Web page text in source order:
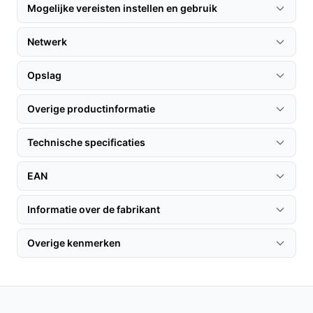
Sluit de camera aan op een stopcontact en verbind deze
met je Wi-Fi-netwerk via de Tapo-app. 4. Stel de camera
in volgens jouw voorkeuren en start met het monitoren
van je huis.
Specificaties in mensentaal
4K 8MP resolutie: Dit zorgt voor haarscherpe
beelden, waardoor je zelfs de kleinste details kunt
waarnemen.
PTZ-functionaliteit
draaien en kantelen, zodat je een groter gebied
kunt dekken zonder meerdere camera's te
installeren.
Veelgestelde vragen
Hoe lang gaat dit product mee?
Mogelijke vereisten instellen en gebruik
Netwerk
Opslag
Overige productinformatie
Technische specificaties
EAN
Informatie over de fabrikant
Overige kenmerken